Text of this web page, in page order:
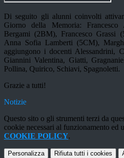
Di seguito gli alunni coinvolti
Giorno della Memoria: Francesco
Bergami (2BM), Francesco
Anna Sofia Lamberti (5CM),
aggiungono i docenti Alessandrini,
Giannini Valentina, Giatti,
Pollina, Quirico, Schiavi, Spagnoletti.
Grazie a tutti!
Notizie
Questo sito o gli strumenti terzi da
cookie necessari al funzionamento ed
COOKIE POLICY.
Personalizza Rifiuta tutti i cookies